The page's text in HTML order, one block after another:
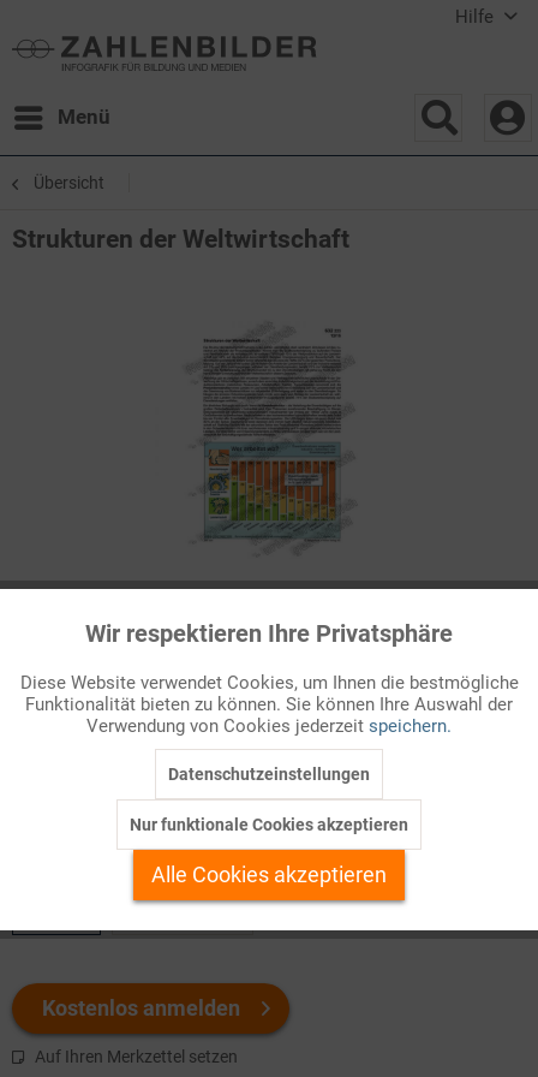
Hilfe
Menü
Übersicht
Strukturen der Weltwirtschaft
Strukturen der Weltwirtschaft
Die Struktur der Weltwirtschaft hat sich in den letzten
Jahrzehnten stark verändert. Abzulesen ist dies zunächst am
Welchen Download brauchen Sie?
s/w-Version
Kostenlos anmelden
Auf Ihren Merkzettel setzen
Funktionale Aktiv
Marketing Inaktiv
Personalisierung Inaktiv
Service
Wir respektieren Ihre Privatsphäre
Diese Website verwendet Cookies, um Ihnen die bestmögliche
Funktionalität bieten zu können. Sie können Ihre Auswahl der
Verwendung von Cookies jederzeit speichern.
Datenschutzeinstellungen
Nur funktionale Cookies akzeptieren
Alle Cookies akzeptieren